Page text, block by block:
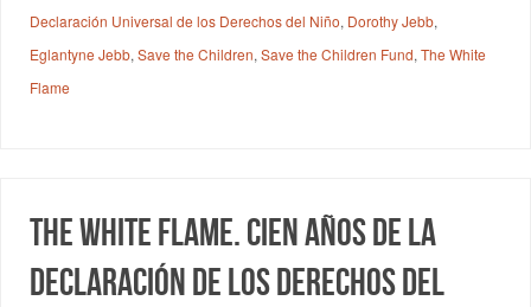
Declaración Universal de los Derechos del Niño, Dorothy Jebb,
Eglantyne Jebb,Save the Children,Save the Children Fund,The White
Flame
The White Flame. Cien años de la
declaración de los Derechos del